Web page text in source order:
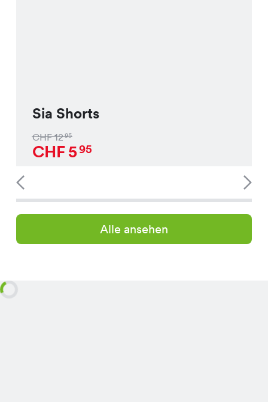
Sia Shorts
CHF1295
CHF595
Alle ansehen